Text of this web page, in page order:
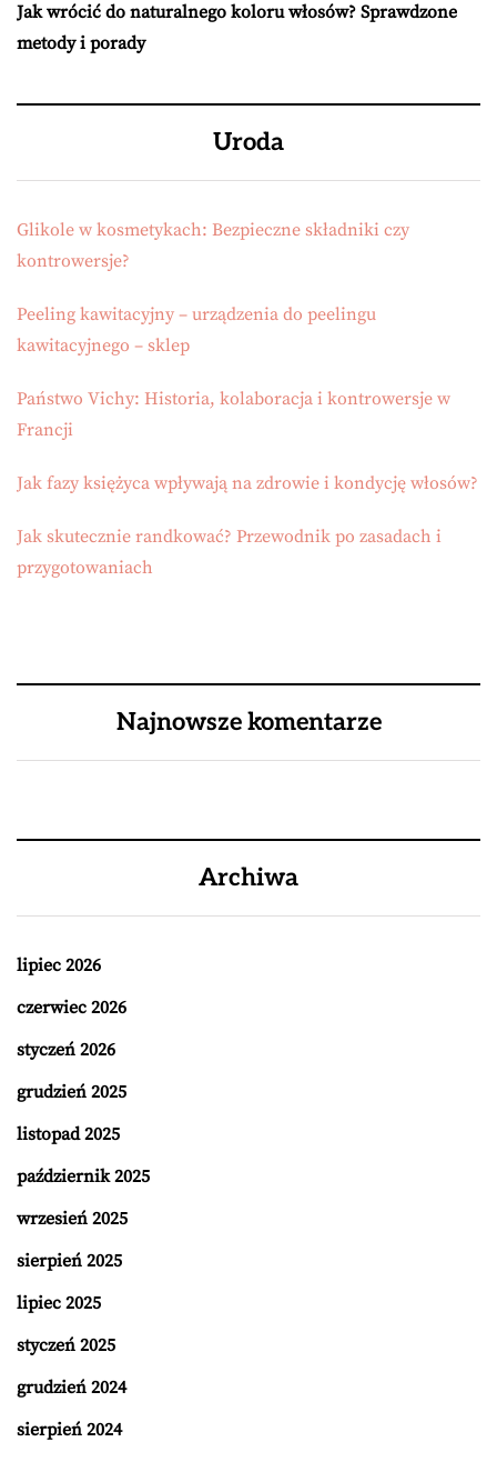
Jak wrócić do naturalnego koloru włosów? Sprawdzone
metody i porady
Uroda
Glikole w kosmetykach: Bezpieczne składniki czy
kontrowersje?
Peeling kawitacyjny – urządzenia do peelingu
kawitacyjnego – sklep
Państwo Vichy: Historia, kolaboracja i kontrowersje w
Francji
Jak fazy księżyca wpływają na zdrowie i kondycję włosów?
Jak skutecznie randkować? Przewodnik po zasadach i
przygotowaniach
Najnowsze komentarze
Archiwa
lipiec 2026
czerwiec 2026
styczeń 2026
grudzień 2025
listopad 2025
październik 2025
wrzesień 2025
sierpień 2025
lipiec 2025
styczeń 2025
grudzień 2024
sierpień 2024